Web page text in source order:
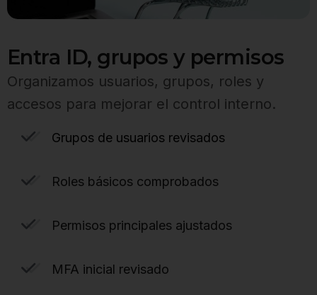
Entra ID, grupos y permisos
Organizamos usuarios, grupos, roles y
accesos para mejorar el control interno.
Grupos de usuarios revisados
Roles básicos comprobados
Permisos principales ajustados
MFA inicial revisado